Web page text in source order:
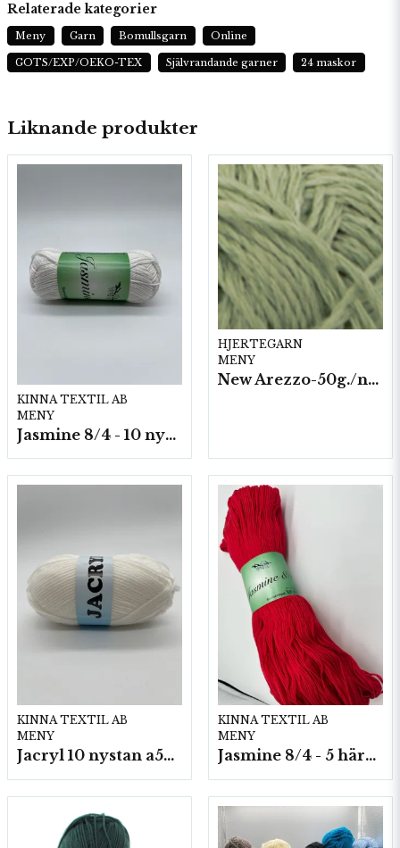
Liknande produkter
KINNA TEXTIL AB
MENY
Jasmine 8/4 - 10 nystan a50g./fp.
HJERTEGARN
MENY
New Arezzo-50g./nyst. 10 st/fp.
KINNA TEXTIL AB
MENY
Jacryl 10 nystan a50g./fp.
KINNA TEXTIL AB
MENY
Jasmine 8/4 - 5 härvor a200g./fp.
Relaterade kategorier
Meny Garn Bomullsgarn Online
GOTS/EXP/OEKO-TEX Självrandande garner 24 maskor